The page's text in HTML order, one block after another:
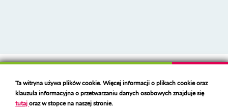
Deklaracja dostępności
Polski serwer RBLhttps://polspam.pl/
Ta witryna używa plików cookie. Więcej informacji o plikach cookie oraz
klauzula informacyjna o przetwarzaniu danych osobowych znajduje się
tutajoraz w stopce na naszej stronie.